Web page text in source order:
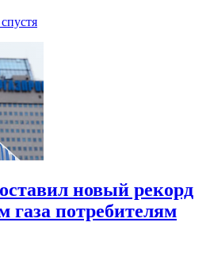
новый рекорд
газа потребителям